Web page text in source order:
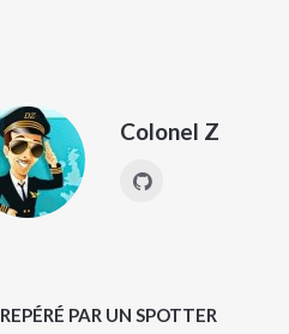
Colonel Z
REPÉRÉ PAR UN SPOTTER